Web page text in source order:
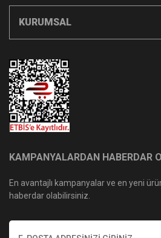
KURUMSAL
KAMPANYALARDAN HABERDAR
En avantajlı kampanyalar ve en yeni
haberdar olabilirsiniz.